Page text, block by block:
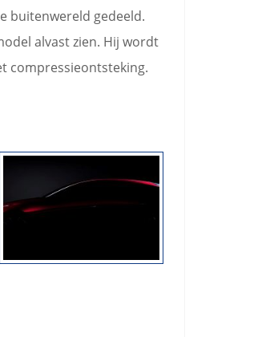
buitenwereld gedeeld.
alvast zien. Hij wordt
compressieontsteking.